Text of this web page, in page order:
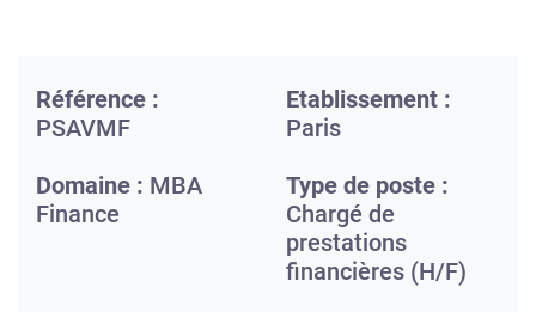
Référence :
PSAVMF
Etablissement :
Paris
Domaine : MBA
Finance
Type de poste :
Chargé de
prestations
financières (H/F)